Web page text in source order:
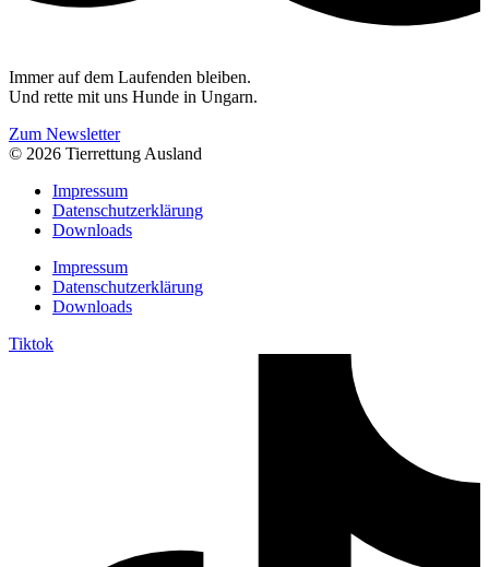
Immer auf dem Laufenden bleiben.
Und rette mit uns Hunde in Ungarn.
Zum Newsletter
© 2026 Tierrettung Ausland
Impressum
Datenschutzerklärung
Downloads
Impressum
Datenschutzerklärung
Downloads
Tiktok